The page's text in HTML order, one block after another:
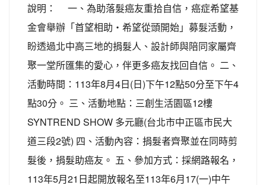
說明： 一、為助落髮癌友重拾自信，癌症希望基
金會舉辦「首望相助‧希望從頭開始」募髮活動，
盼透過北中高三地的捐髮人、設計師與陪同家屬齊
聚一堂所匯集的愛心，伴更多癌友找回自信。 二、
活動時間：113年8月4日(日)下午12點50分至下午4
點30分。 三、活動地點：三創生活園區12樓
SYNTREND SHOW 多元廳(台北市中正區市民大
道三段2號) 四、活動內容：捐髮者齊聚並在同時剪
髮後，捐髮助癌友。 五、參加方式：採網路報名，
113年5月21日起開放報名至113年6月17(一)中午